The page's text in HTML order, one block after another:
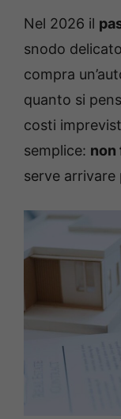
Nel 2026 il
snodo
compra
quanto si
costi
semplice: non
serve arrivare